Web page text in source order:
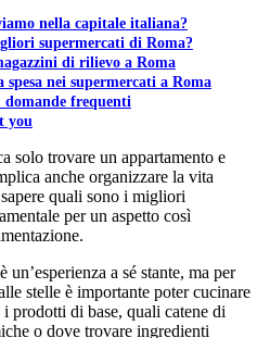
nella capitale italiana?
supermercati di Roma?
di rilievo a Roma
nei supermercati a Roma
frequenti
you
solo trovare un appartamento e
anche organizzare la vita
quali sono i migliori
per un aspetto così
a sé stante, ma per
stelle è importante poter cucinare
i prodotti di base, quali catene di
o dove trovare ingredienti